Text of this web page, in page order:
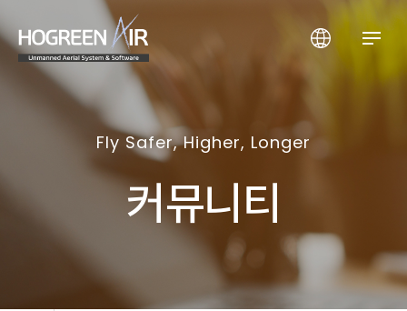
Fly Safer, Higher, Longer
커뮤니티